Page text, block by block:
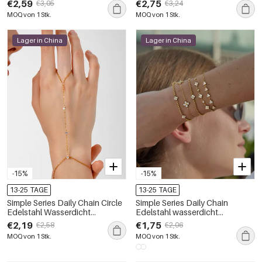
Zirkonia
€2,59 €3,05
MOQ von 1 Stk.
€2,75 €3,24
MOQ von 1 Stk.
-15%
Lager in China
13-25 TAGE
Simple Series Daily Chain Circle
Edelstahl Wasserdicht
Goldfarben Zirkon Damen
Kettenarmbänder
€2,19 €2,58
MOQ von 1 Stk.
-15%
Lager in China
13-25 TAGE
Simple Series Daily Chain
Edelstahl wasserdicht
goldfarbene Zirkonia-
Damenarmbänder
€1,75 €2,06
MOQ von 1 Stk.